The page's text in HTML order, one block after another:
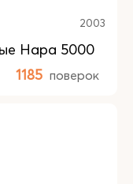
2003
Нара 5000
1185 поверок